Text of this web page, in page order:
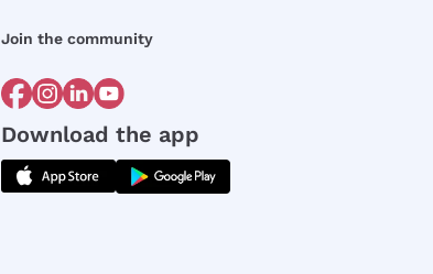
Join the community
Download the app